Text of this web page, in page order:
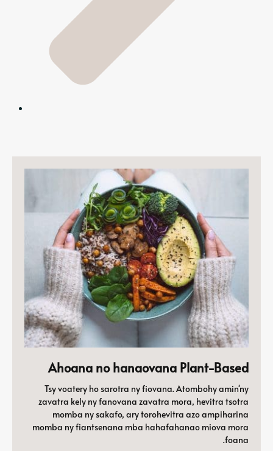
Ahoana no hanaovana Plant-Based
Tsy voatery ho sarotra ny fiovana. Atombohy amin'ny
zavatra kely ny fanovana zavatra mora, hevitra tsotra
momba ny sakafo, ary torohevitra azo ampiharina
momba ny fiantsenana mba hahafahanao miova mora
foana.